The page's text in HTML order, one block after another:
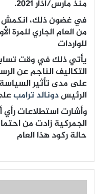
منذ مارس/آذار 2021.
في غضون ذلك، انكمش
للواردات
يأتي ذلك في وقت
التكاليف الناجم عن
على مدى تأثير
الرئيسدونالد ترامب
وأشارت استطلاعات رأي
الجمركية زادت من
حالة ركود هذا العام